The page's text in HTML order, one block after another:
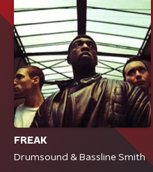
FREAK
Drumsound & Bassline Smith